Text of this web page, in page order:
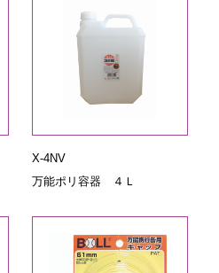
X-4NV
万能ポリ容器 ４Ｌ